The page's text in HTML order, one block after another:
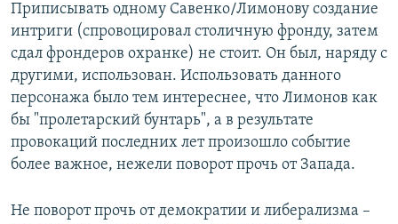
Приписывать одному Савенко/Лимонову создание
интриги (спровоцировал столичную фронду, затем
сдал фрондеров охранке) не стоит. Он был, наряду с
другими, использован. Использовать данного
персонажа было тем интереснее, что Лимонов как
бы "пролетарский бунтарь", а в результате
провокаций последних лет произошло событие
более важное, нежели поворот прочь от Запада.
Не поворот прочь от демократии и либерализма –